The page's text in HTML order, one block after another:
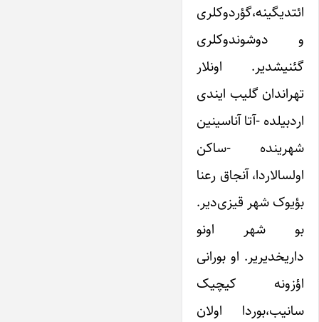
ائتدیگینه،گؤردوکلری
و دوشوندوکلری
گئنیشدیر. اونلار
تهراندان گلیب ایندی
اردبیلده -آتا آناسینین
شهرینده -ساکن
اولسالاردا، آنجاق رعنا
بؤیوک شهر قیزی‌دیر.
بو شهر اونو
داریخدیریر. او بورانی
اؤزونه کیچیک
سانیب،بوردا اولان